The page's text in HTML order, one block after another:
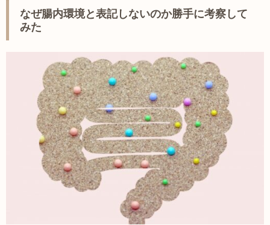
なぜ腸内環境と表記しないのか勝手に考察して
みた